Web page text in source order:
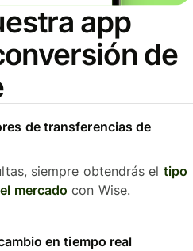
app
de
de transferencias de
siempre obtendrás el tipo
mercado con Wise.
en tiempo real